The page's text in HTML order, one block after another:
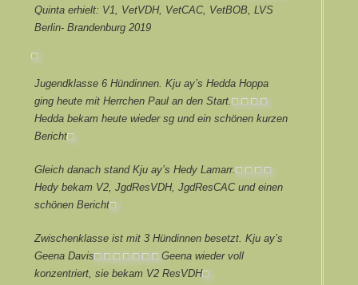
Quinta erhielt: V1, VetVDH, VetCAC, VetBOB, LVS
Berlin- Brandenburg 2019
Jugendklasse 6 Hündinnen. Kju ay’s Hedda Hoppa
ging heute mit Herrchen Paul an den Start.
Hedda bekam heute wieder sg und ein schönen kurzen
Bericht.
Gleich danach stand Kju ay’s Hedy Lamarr.
Hedy bekam V2, JgdResVDH, JgdResCAC und einen
schönen Bericht.
Zwischenklasse ist mit 3 Hündinnen besetzt. Kju ay’s
Geena Davis
Geena wieder voll
konzentriert, sie bekam V2 ResVDH